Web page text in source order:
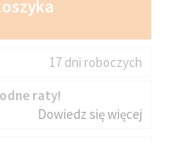
17 dni roboczych
raty!
Dowiedz się więcej